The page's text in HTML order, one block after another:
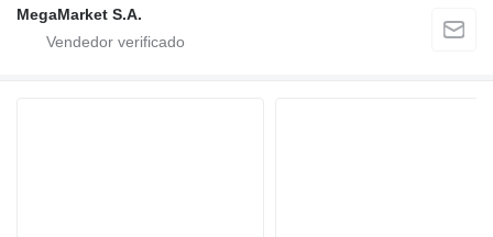
MegaMarket S.A.